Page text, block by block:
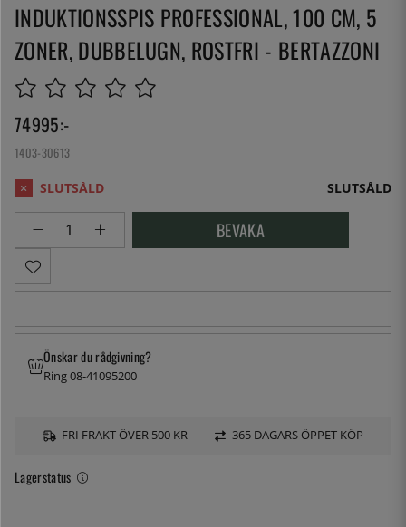
INDUKTIONSSPIS PROFESSIONAL, 100 CM, 5
ZONER, DUBBELUGN, ROSTFRI - BERTAZZONI
74995:-
1403-30613
SLUTSÅLD
BEVAKA
Lagerstatus
Önskar du rådgivning?
Ring 08-41095200
FRI FRAKT ÖVER 500 KR 365 DAGARS ÖPPET KÖP